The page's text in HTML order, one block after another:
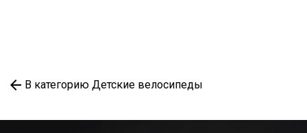
В категорию Детские велосипеды